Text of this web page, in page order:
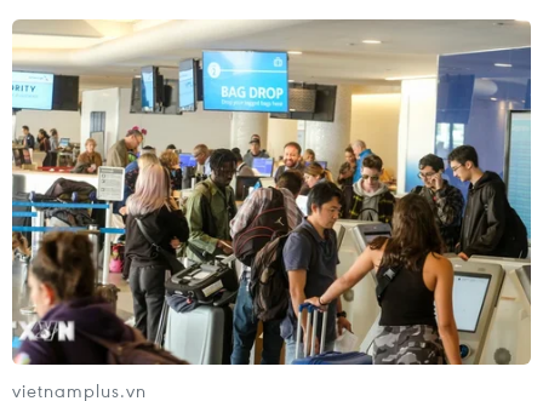
TIN CÙNG CHUYÊN MỤC
Cuộc tìm kiếm và vá lại những 'trái
tim lỗi '
07/08/2026 04:03
vietnamplus.vn